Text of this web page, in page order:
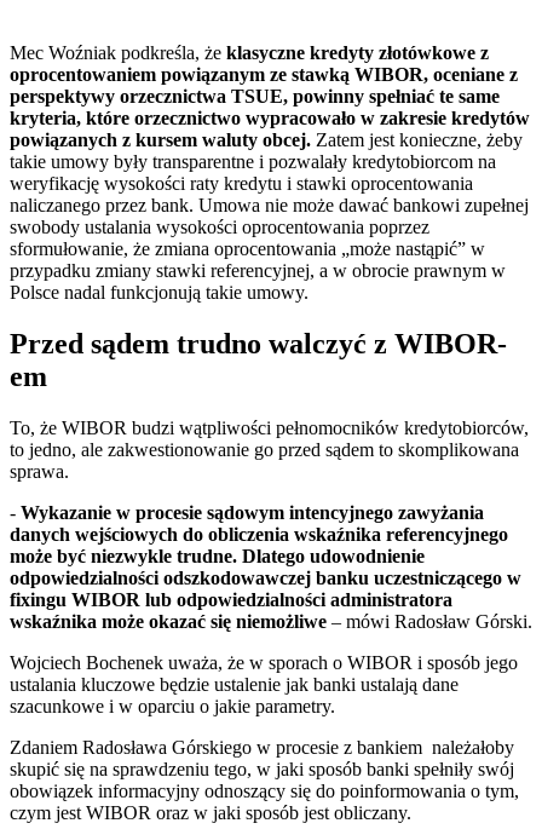
Mec Woźniak podkreśla, że klasyczne kredyty złotówkowe z
oprocentowaniem powiązanym ze stawką WIBOR, oceniane z
perspektywy orzecznictwa TSUE, powinny spełniać te same
kryteria, które orzecznictwo wypracowało w zakresie kredytów
powiązanych z kursem waluty obcej. Zatem jest konieczne, żeby
takie umowy były transparentne i pozwalały kredytobiorcom na
weryfikację wysokości raty kredytu i stawki oprocentowania
naliczanego przez bank. Umowa nie może dawać bankowi zupełnej
swobody ustalania wysokości oprocentowania poprzez
sformułowanie, że zmiana oprocentowania „może nastąpić” w
przypadku zmiany stawki referencyjnej, a w obrocie prawnym w
Polsce nadal funkcjonują takie umowy.
Przed sądem trudno walczyć z WIBOR-
em
To, że WIBOR budzi wątpliwości pełnomocników kredytobiorców,
to jedno, ale zakwestionowanie go przed sądem to skomplikowana
sprawa.
- Wykazanie w procesie sądowym intencyjnego zawyżania
danych wejściowych do obliczenia wskaźnika referencyjnego
może być niezwykle trudne. Dlatego udowodnienie
odpowiedzialności odszkodowawczej banku uczestniczącego w
fixingu WIBOR lub odpowiedzialności administratora
wskaźnika może okazać się niemożliwe – mówi Radosław Górski.
Wojciech Bochenek uważa, że w sporach o WIBOR i sposób jego
ustalania kluczowe będzie ustalenie jak banki ustalają dane
szacunkowe i w oparciu o jakie parametry.
Zdaniem Radosława Górskiego w procesie z bankiem należałoby
skupić się na sprawdzeniu tego, w jaki sposób banki spełniły swój
obowiązek informacyjny odnoszący się do poinformowania o tym,
czym jest WIBOR oraz w jaki sposób jest obliczany.